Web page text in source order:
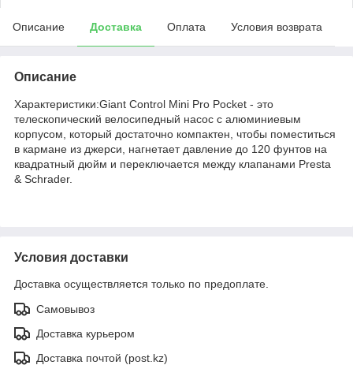
Описание Доставка Оплата Условия возврата
Описание
Характеристики:Giant Control Mini Pro Pocket - это
телескопический велосипедный насос с алюминиевым
корпусом, который достаточно компактен, чтобы поместиться
в кармане из джерси, нагнетает давление до 120 фунтов на
квадратный дюйм и переключается между клапанами Presta
& Schrader.
Условия доставки
Доставка осуществляется только по предоплате.
Самовывоз
Доставка курьером
Доставка почтой (post.kz)